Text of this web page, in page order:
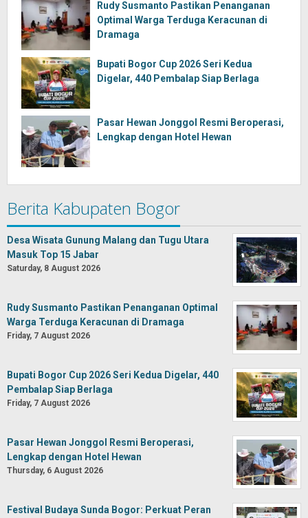
Rudy Susmanto Pastikan Penanganan
Optimal Warga Terduga Keracunan di
Dramaga
Bupati Bogor Cup 2026 Seri Kedua
Digelar, 440 Pembalap Siap Berlaga
Pasar Hewan Jonggol Resmi Beroperasi,
Lengkap dengan Hotel Hewan
Berita Kabupaten Bogor
Desa Wisata Gunung Malang dan Tugu Utara
Masuk Top 15 Jabar
Saturday, 8 August 2026
Rudy Susmanto Pastikan Penanganan Optimal
Warga Terduga Keracunan di Dramaga
Friday, 7 August 2026
Bupati Bogor Cup 2026 Seri Kedua Digelar, 440
Pembalap Siap Berlaga
Friday, 7 August 2026
Pasar Hewan Jonggol Resmi Beroperasi,
Lengkap dengan Hotel Hewan
Thursday, 6 August 2026
Festival Budaya Sunda Bogor: Perkuat Peran